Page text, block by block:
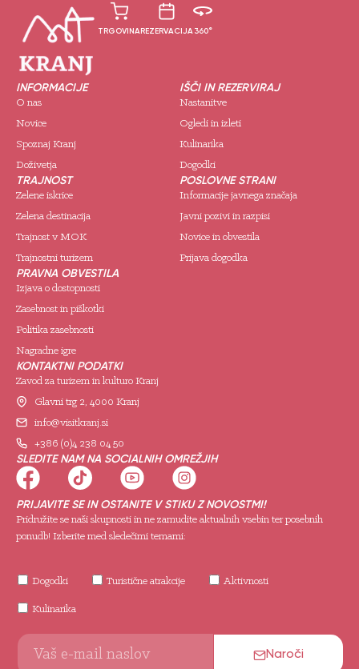
TRGOVINAREZERVACIJA360°
INFORMACIJE
O nas
Novice
Spoznaj Kranj
Doživetja
IŠČI IN REZERVIRAJ
Nastanitve
Ogledi in izleti
Kulinarika
Dogodki
TRAJNOST
Zelene iskrice
Zelena destinacija
Trajnost v MOK
Trajnostni turizem
POSLOVNE STRANI
Informacije javnega značaja
Javni pozivi in razpisi
Novice in obvestila
Prijava dogodka
PRAVNA OBVESTILA
Izjava o dostopnosti
Zasebnost in piškotki
Politika zasebnosti
Nagradne igre
KONTAKTNI PODATKI
Zavod za turizem in kulturo Kranj
Glavni trg 2, 4000 Kranj
info@visitkranj.si
+386 (0)4 238 04 50
SLEDITE NAM NA SOCIALNIH OMREŽJIH
PRIJAVITE SE IN OSTANITE V STIKU Z NOVOSTMI!
Pridružite se naši skupnosti in ne zamudite aktualnih vsebin ter posebnih
ponudb! Izberite med sledečimi temami:
Dogodki Turistične atrakcije Aktivnosti
Kulinarika
Naroči